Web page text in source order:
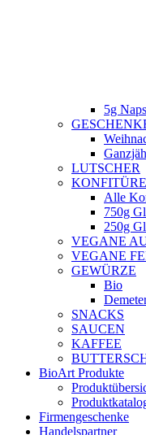
5g Naps
LUTSCHER
Alle
750g
250g
VEGANE
VEGANE
GEWÜRZE
Bio
SNACKS
SAUCEN
KAFFEE
BioArt Produkte
Firmengeschenke
Handelspartner